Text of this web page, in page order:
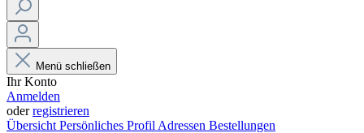
Menü schließen
Ihr Konto
Anmelden
oderregistrieren
Übersicht Persönliches Profil Adressen Bestellungen